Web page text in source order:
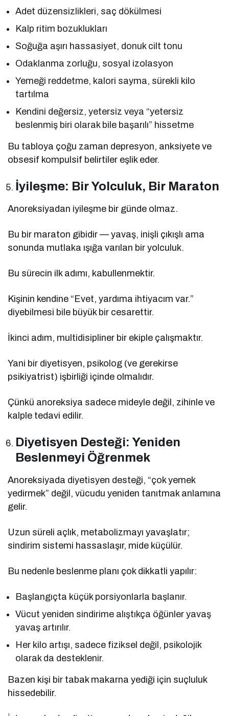
Adet düzensizlikleri, saç dökülmesi
Kalp ritim bozuklukları
Soğuğa aşırı hassasiyet, donuk cilt tonu
Odaklanma zorluğu, sosyal izolasyon
Yemeği reddetme, kalori sayma, sürekli kilo
tartılma
Kendini değersiz, yetersiz veya “yetersiz
beslenmiş biri olarak bile başarılı” hissetme
Bu tabloya çoğu zaman depresyon, anksiyete ve
obsesif kompulsif belirtiler eşlik eder.
İyileşme: Bir Yolculuk, Bir Maraton
Anoreksiyadan iyileşme bir günde olmaz.
Bu bir maraton gibidir — yavaş, inişli çıkışlı ama
sonunda mutlaka ışığa varılan bir yolculuk.
Bu sürecin ilk adımı, kabullenmektir.
Kişinin kendine “Evet, yardıma ihtiyacım var.”
diyebilmesi bile büyük bir cesarettir.
İkinci adım, multidisipliner bir ekiple çalışmaktır.
Yani bir diyetisyen, psikolog (ve gerekirse
psikiyatrist) işbirliği içinde olmalıdır.
Çünkü anoreksiya sadece mideyle değil, zihinle ve
kalple tedavi edilir.
Diyetisyen Desteği: Yeniden
Beslenmeyi Öğrenmek
Anoreksiyada diyetisyen desteği, “çok yemek
yedirmek” değil, vücudu yeniden tanıtmak anlamına
gelir.
Uzun süreli açlık, metabolizmayı yavaşlatır;
sindirim sistemi hassaslaşır, mide küçülür.
Bu nedenle beslenme planı çok dikkatli yapılır:
Başlangıçta küçük porsiyonlarla başlanır.
Vücut yeniden sindirime alıştıkça öğünler yavaş
yavaş artırılır.
Her kilo artışı, sadece fiziksel değil, psikolojik
olarak da desteklenir.
Bazen kişi bir tabak makarna yediği için suçluluk
hissedebilir.